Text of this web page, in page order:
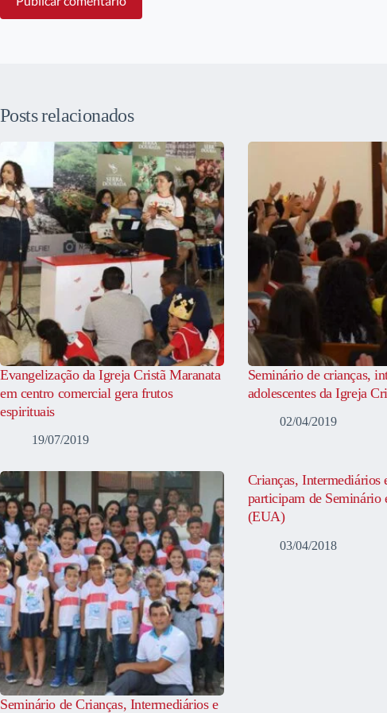
Posts relacionados
Evangelização da Igreja Cristã Maranata
em centro comercial gera frutos
espirituais
19/07/2019
Seminário de crianças,
adolescentes da Igreja
02/04/2019
Seminário de Crianças, Intermediários e
Crianças, Intermediários
participam de Seminário
(EUA)
03/04/2018